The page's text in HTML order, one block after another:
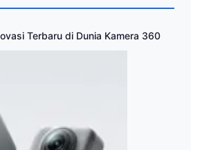
Terbaru di Dunia Kamera 360